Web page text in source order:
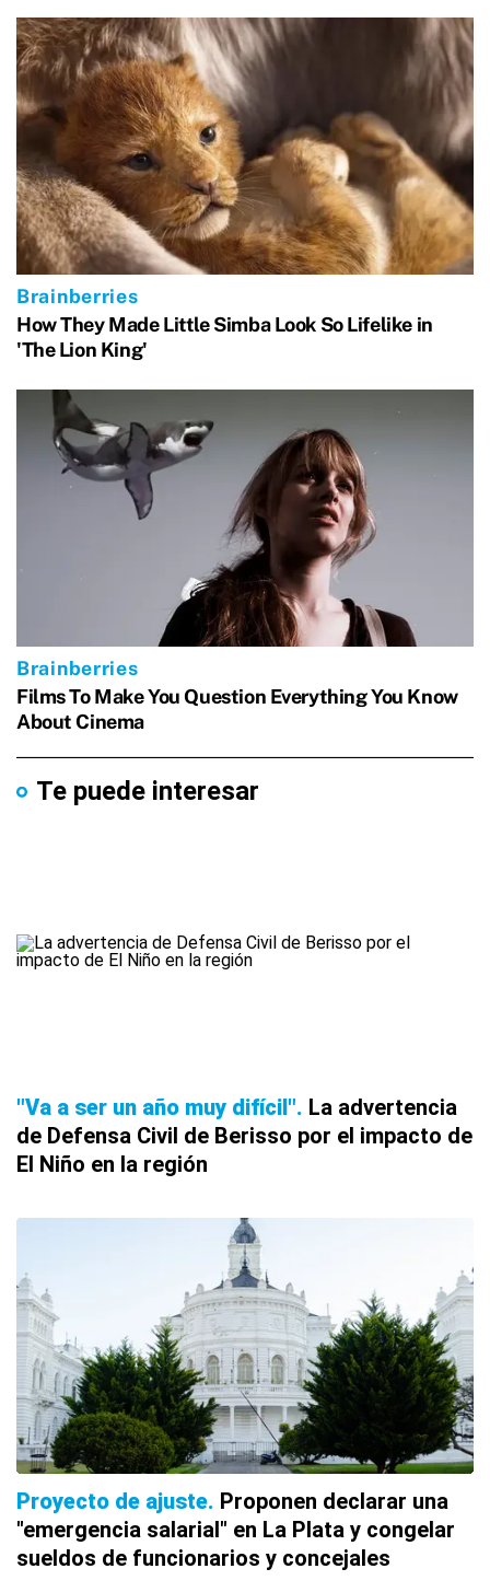
Te puede interesar
"Va a ser un año muy difícil" La advertencia
de Defensa Civil de Berisso por el impacto de
El Niño en la región
Proyecto de ajuste Proponen declarar una
"emergencia salarial" en La Plata y congelar
sueldos de funcionarios y concejales